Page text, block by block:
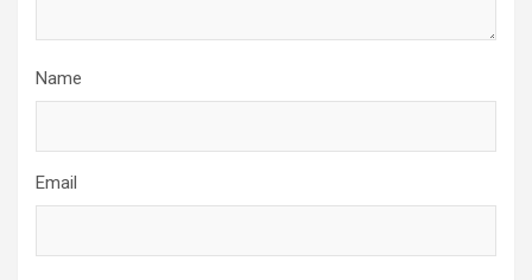
Name
Email